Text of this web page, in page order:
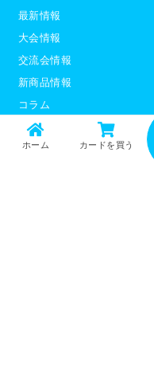
ホーム カードを買う
最新情報
大会情報
交流会情報
新商品情報
コラム
環境
デッキレシピ